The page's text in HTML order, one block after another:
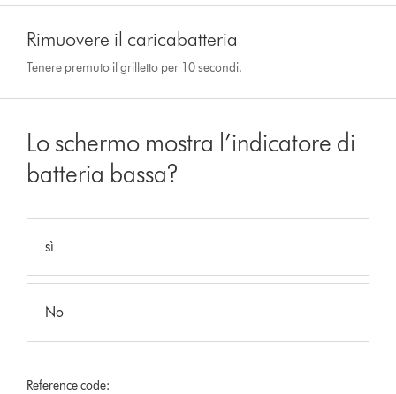
Rimuovere il caricabatteria
Tenere premuto il grilletto per 10 secondi.
Lo schermo mostra l’indicatore di
batteria bassa?
sì
No
Reference code: